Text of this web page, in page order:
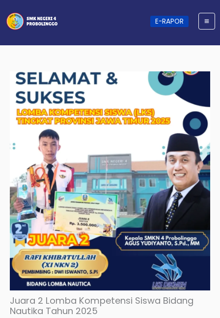
content
E-RAPOR
Juara 2 Lomba Kompetensi Siswa Bidang
Nautika Tahun 2025